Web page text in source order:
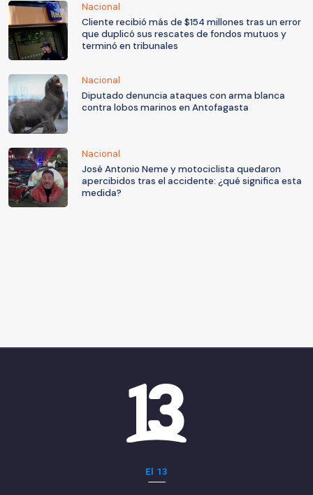
Nacional
Cliente recibió más de $154 millones tras un error
que duplicó sus rescates de fondos mutuos y
terminó en tribunales
Nacional
Diputado denuncia ataques con arma blanca
contra lobos marinos en Antofagasta
Nacional
José Antonio Neme y motociclista quedaron
apercibidos tras el accidente: ¿qué significa esta
medida?
El 13